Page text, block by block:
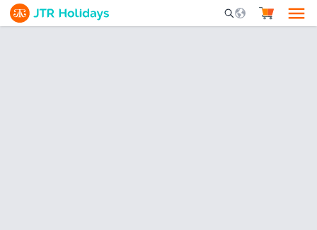
Mobile Search